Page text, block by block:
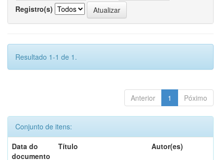
Registro(s)
Resultado 1-1 de 1.
Anterior 1 Póximo
Conjunto de itens:
Data do
documento
Título Autor(es)